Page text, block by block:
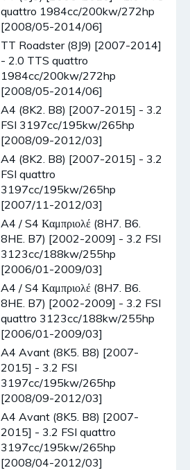
quattro 1984cc/200kw/272hp
[2008/05-2014/06]
TT Roadster (8J9) [2007-2014]
- 2.0 TTS quattro
1984cc/200kw/272hp
[2008/05-2014/06]
A4 (8K2. B8) [2007-2015] - 3.2
FSI 3197cc/195kw/265hp
[2008/09-2012/03]
A4 (8K2. B8) [2007-2015] - 3.2
FSI quattro
3197cc/195kw/265hp
[2007/11-2012/03]
A4 / S4 Καμπριολέ (8H7. B6.
8HE. B7) [2002-2009] - 3.2 FSI
3123cc/188kw/255hp
[2006/01-2009/03]
A4 / S4 Καμπριολέ (8H7. B6.
8HE. B7) [2002-2009] - 3.2 FSI
quattro 3123cc/188kw/255hp
[2006/01-2009/03]
A4 Avant (8K5. B8) [2007-
2015] - 3.2 FSI
3197cc/195kw/265hp
[2008/09-2012/03]
A4 Avant (8K5. B8) [2007-
2015] - 3.2 FSI quattro
3197cc/195kw/265hp
[2008/04-2012/03]